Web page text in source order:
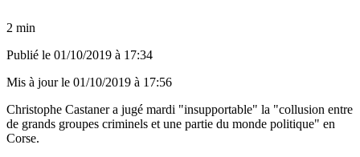
2 min
Publié le 01/10/2019 à 17:34
Mis à jour le 01/10/2019 à 17:56
Christophe Castaner a jugé mardi "insupportable" la "collusion entre
de grands groupes criminels et une partie du monde politique" en
Corse.